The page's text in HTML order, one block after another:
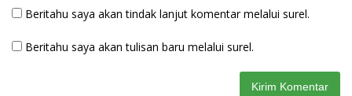
Beritahu saya akan tindak lanjut komentar melalui surel.
Beritahu saya akan tulisan baru melalui surel.